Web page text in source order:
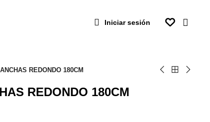
Iniciar sesión
REDONDO 180CM
REDONDO 180CM